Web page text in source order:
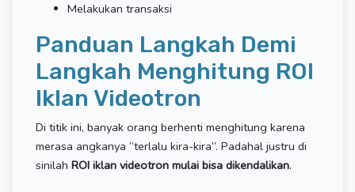
Melakukan transaksi
Panduan Langkah Demi
Langkah Menghitung ROI
Iklan Videotron
Di titik ini, banyak orang berhenti menghitung karena
merasa angkanya “terlalu kira-kira”. Padahal justru di
sinilah ROI iklan videotron mulai bisa dikendalikan.